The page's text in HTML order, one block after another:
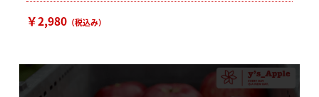
￥2,980 （税込み）